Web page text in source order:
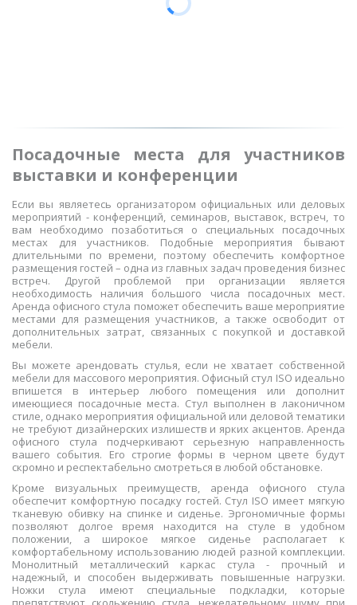
Посадочные места для участников
выставки и конференции
Если вы являетесь организатором официальных или деловых
мероприятий - конференций, семинаров, выставок, встреч, то
вам необходимо позаботиться о специальных посадочных
местах для участников. Подобные мероприятия бывают
длительными по времени, поэтому обеспечить комфортное
размещения гостей – одна из главных задач проведения бизнес
встреч. Другой проблемой при организации является
необходимость наличия большого числа посадочных мест.
Аренда офисного стула поможет обеспечить ваше мероприятие
местами для размещения участников, а также освободит от
дополнительных затрат, связанных с покупкой и доставкой
мебели.
Вы можете арендовать стулья, если не хватает собственной
мебели для массового мероприятия. Офисный стул ISO идеально
впишется в интерьер любого помещения или дополнит
имеющиеся посадочные места. Стул выполнен в лаконичном
стиле, однако мероприятия официальной или деловой тематики
не требуют дизайнерских излишеств и ярких акцентов. Аренда
офисного стула подчеркивают серьезную направленность
вашего события. Его строгие формы в черном цвете будут
скромно и респектабельно смотреться в любой обстановке.
Кроме визуальных преимуществ, аренда офисного стула
обеспечит комфортную посадку гостей. Стул ISO имеет мягкую
тканевую обивку на спинке и сиденье. Эргономичные формы
позволяют долгое время находится на стуле в удобном
положении, а широкое мягкое сиденье располагает к
комфортабельному использованию людей разной комплекции.
Монолитный металлический каркас стула - прочный и
надежный, и способен выдерживать повышенные нагрузки.
Ножки стула имеют специальные подкладки, которые